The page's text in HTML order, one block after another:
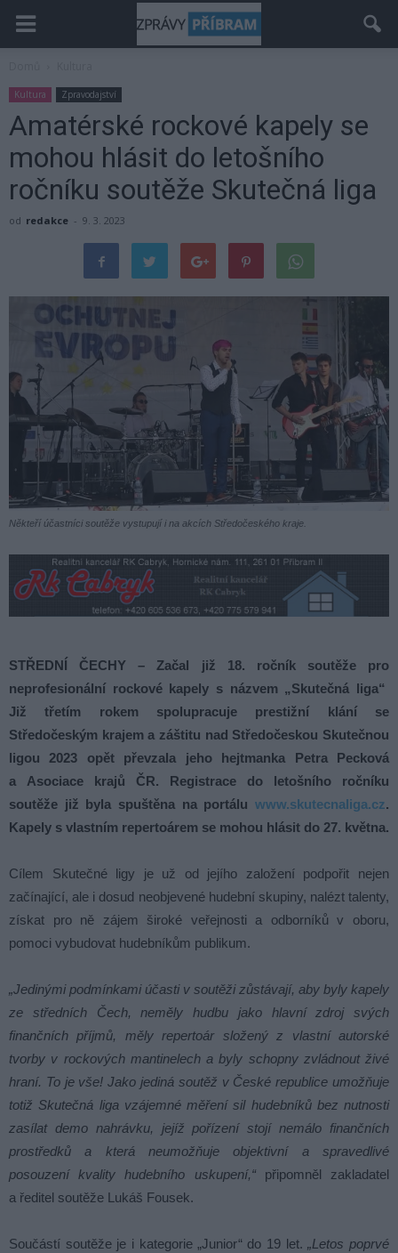
Kultura Zpravodajství
Amatérské rockové kapely se
mohou hlásit do letošního
ročníku soutěže Skutečná liga
od redakce - 9. 3. 2023
Někteří účastníci soutěže vystupují i na akcích Středočeského kraje.
STŘEDNÍ ČECHY – Začal již 18. ročník soutěže pro
neprofesionální rockové kapely s názvem „Skutečná liga“
Již třetím rokem spolupracuje prestižní klání se
Středočeským krajem a záštitu nad Středočeskou Skutečnou
ligou 2023 opět převzala jeho hejtmanka Petra Pecková
a Asociace krajů ČR. Registrace do letošního ročníku
soutěže již byla spuštěna na portálu www.skutecnaliga.cz.
Kapely s vlastním repertoárem se mohou hlásit do 27. května.
Cílem Skutečné ligy je už od jejího založení podpořit nejen
začínající, ale i dosud neobjevené hudební skupiny, nalézt talenty,
získat pro ně zájem široké veřejnosti a odborníků v oboru,
pomoci vybudovat hudebníkům publikum.
„Jedinými podmínkami účasti v soutěži zůstávají, aby byly kapely
ze středních Čech, neměly hudbu jako hlavní zdroj svých
finančních příjmů, měly repertoár složený z vlastní autorské
tvorby v rockových mantinelech a byly schopny zvládnout živé
hraní. To je vše! Jako jediná soutěž v České republice umožňuje
totiž Skutečná liga vzájemné měření sil hudebníků bez nutnosti
zasílat demo nahrávku, jejíž pořízení stojí nemálo finančních
prostředků a která neumožňuje objektivní a spravedlivé
posouzení kvality hudebního uskupení,“připomněl zakladatel
a ředitel soutěže Lukáš Fousek.
Součástí soutěže je i kategorie „Junior“ do 19 let.„Letos poprvé